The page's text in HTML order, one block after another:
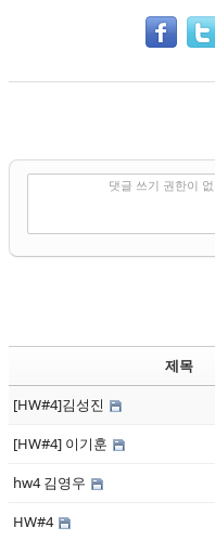
댓글 쓰기 권한이
제목
[HW#4]김성진
[HW#4] 이기훈
hw4 김영우
HW#4